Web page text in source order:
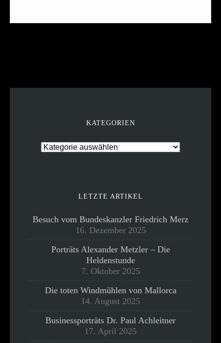
KATEGORIEN
LETZTE ARTIKEL
Besuch vom Bundeskanzler Friedrich Merz
16. Dezember 2025
Porträts Alexander Metzler – Die
Heldenstunde
7. Oktober 2025
Die toten Windmühlen von Mallorca
14. August 2025
Businessporträts Dr. Paul Achleitner
17. April 2025